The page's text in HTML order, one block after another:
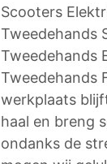
Scooters
Tweedehands
Tweedehands
Tweedehands
werkplaats
haal en breng
ondanks de